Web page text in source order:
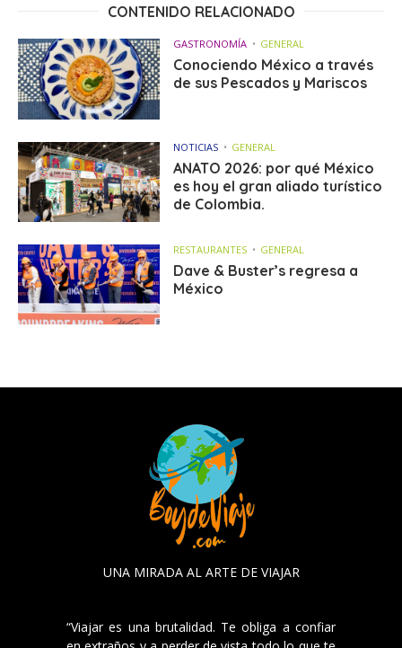
CONTENIDO RELACIONADO
GASTRONOMÍA GENERAL
Conociendo México a través
de sus Pescados y Mariscos
NOTICIAS GENERAL
ANATO 2026: por qué México
es hoy el gran aliado turístico
de Colombia.
RESTAURANTES GENERAL
Dave & Buster’s regresa a
México
UNA MIRADA AL ARTE DE VIAJAR
“Viajar es una brutalidad. Te obliga a confiar